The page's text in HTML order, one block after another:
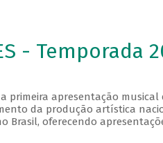
- Temporada
primeira apresentação
da produção artística
oferecendo